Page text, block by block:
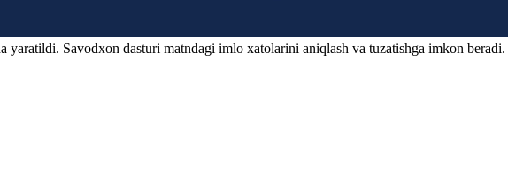
yaratildi. Savodxon dasturi matndagi imlo xatolarini aniqlash va tuzatishga imkon beradi.